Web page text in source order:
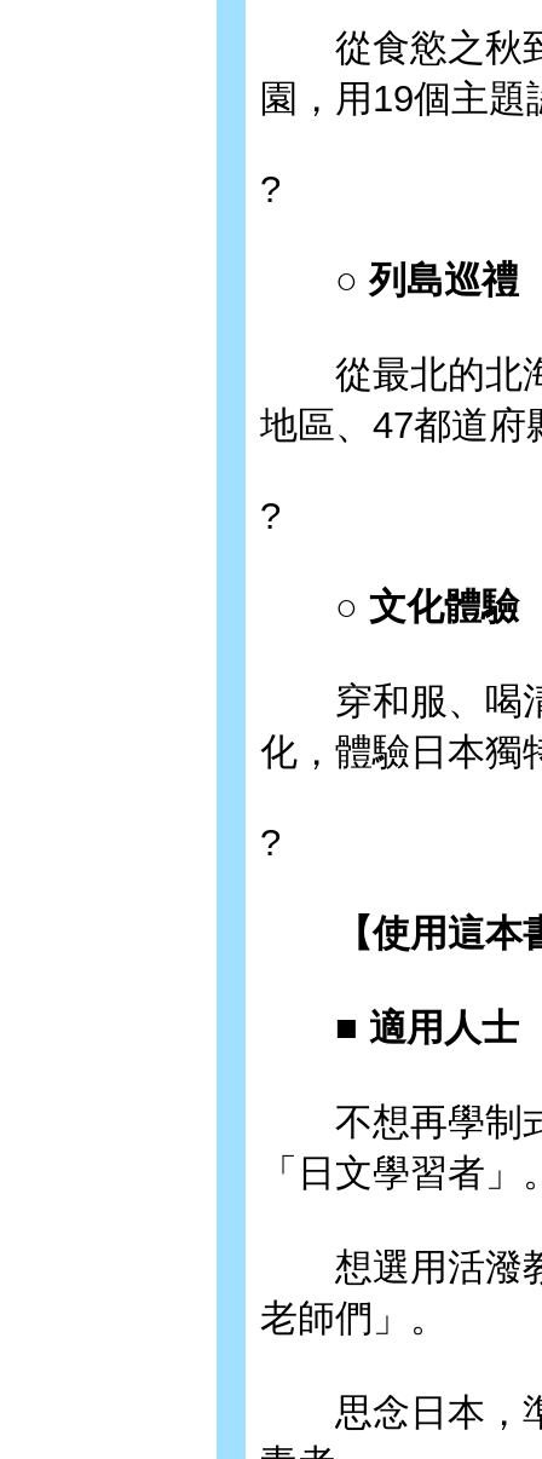
從食慾之秋到
園，用19個主題
?
○ 列島巡禮
從最北的北海
地區、47都道府
?
○ 文化體驗
穿和服、喝清
化，體驗日本獨
?
【使用這本
■ 適用人士
不想再學制式
「日文學習者」
想選用活潑教
老師們」。
思念日本，準